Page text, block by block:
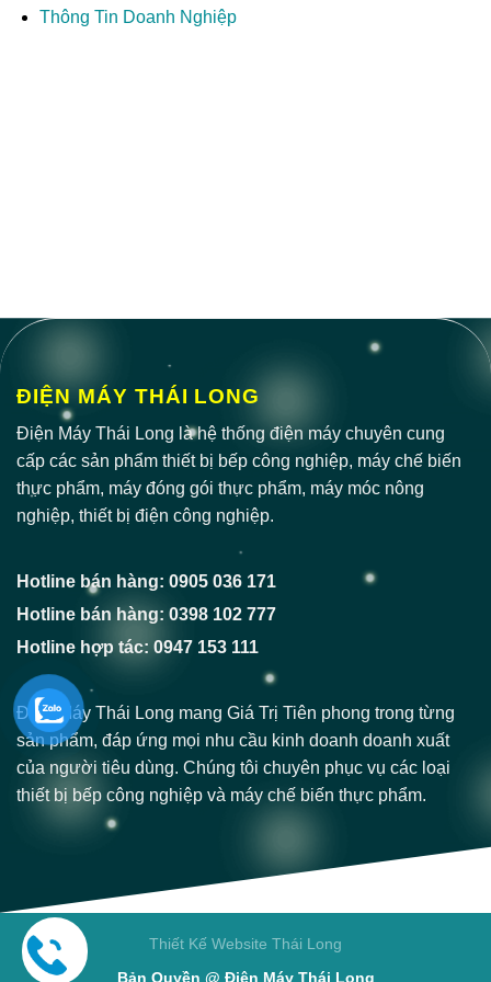
Thông Tin Doanh Nghiệp
ĐIỆN MÁY THÁI LONG
Điện Máy Thái Long là hệ thống điện máy chuyên cung
cấp các sản phẩm thiết bị bếp công nghiệp, máy chế biến
thực phẩm, máy đóng gói thực phẩm, máy móc nông
nghiệp, thiết bị điện công nghiệp.
Hotline bán hàng: 0905 036 171
Hotline bán hàng: 0398 102 777
Hotline hợp tác: 0947 153 111
Điện Máy Thái Long mang Giá Trị Tiên phong trong từng
sản phẩm, đáp ứng mọi nhu cầu kinh doanh doanh xuất
của người tiêu dùng. Chúng tôi chuyên phục vụ các loại
thiết bị bếp công nghiệp và máy chế biến thực phẩm.
Thiết Kế Website Thái Long
Bản Quyền @ Điện Máy Thái Long